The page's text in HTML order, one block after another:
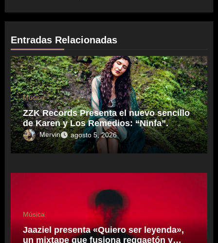
Entradas Relacionadas
Música
ZZK Records Presenta el nuevo sencillo
de Karen y Los Remedios: “Ninfa”.
Mervin agosto 5, 2026
Música
Jaaziel presenta «Quiero ser leyenda»,
un mixtape que fusiona reggaetón y